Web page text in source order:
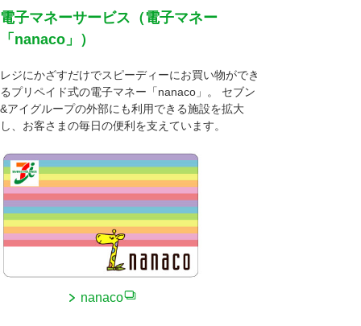
電子マネーサービス（電子マネー
「nanaco」）
レジにかざすだけでスピーディーにお買い物ができ
るプリペイド式の電子マネー「nanaco」。 セブン
&アイグループの外部にも利用できる施設を拡大
し、お客さまの毎日の便利を支えています。
nanaco